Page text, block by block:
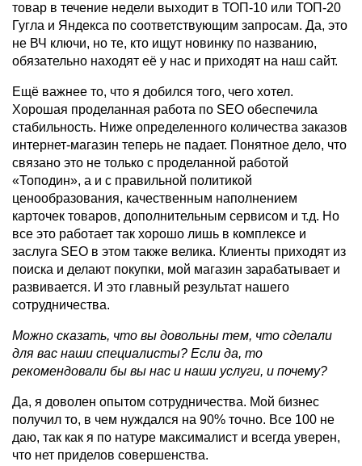
товар в течение недели выходит в ТОП-10 или ТОП-20
Гугла и Яндекса по соответствующим запросам. Да, это
не ВЧ ключи, но те, кто ищут новинку по названию,
обязательно находят её у нас и приходят на наш сайт.
Ещё важнее то, что я добился того, чего хотел.
Хорошая проделанная работа по SEO обеспечила
стабильность. Ниже определенного количества заказов
интернет-магазин теперь не падает. Понятное дело, что
связано это не только с проделанной работой
«Топодин», а и с правильной политикой
ценообразования, качественным наполнением
карточек товаров, дополнительным сервисом и т.д. Но
все это работает так хорошо лишь в комплексе и
заслуга SEO в этом также велика. Клиенты приходят из
поиска и делают покупки, мой магазин зарабатывает и
развивается. И это главный результат нашего
сотрудничества.
Можно сказать, что вы довольны тем, что сделали
для вас наши специалисты? Если да, то
рекомендовали бы вы нас и наши услуги, и почему?
Да, я доволен опытом сотрудничества. Мой бизнес
получил то, в чем нуждался на 90% точно. Все 100 не
даю, так как я по натуре максималист и всегда уверен,
что нет приделов совершенства.